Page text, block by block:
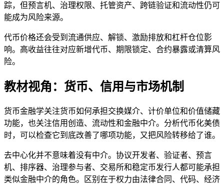
踪，但预言机、治理权限、托管资产、跨链验证和流动性仍可
能成为风险来源。
代币价格还会受到流通供应、解锁、激励排放和杠杆仓位影
响。高收益往往对应新增代币、期限锁定、合约暴露或清算风
险。
教材视角：货币、信用与市场机制
货币金融学关注货币如何承担交换媒介、计价单位和价值储藏
功能，也关注信用创造、流动性和金融中介。分析代币化美债
时，可以检查它到底改善了哪项功能，又把风险转移给了谁。
去中心化并不意味着没有中介。协议开发者、验证者、预言
机、排序器、治理参与者、交易所和稳定币发行人都可能承担
类似金融中介的角色。区别在于权力由法律合同、代码、经济